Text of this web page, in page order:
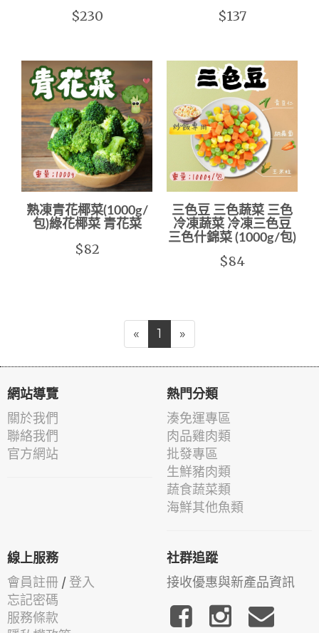
$230 $137
熟凍青花椰菜(1000g/
包)綠花椰菜 青花菜
$82
三色豆 三色蔬菜 三色
冷凍蔬菜 冷凍三色豆
三色什錦菜 (1000g/包)
$84
« 1 »
網站導覽
關於我們
聯絡我們
官方網站
熱門分類
湊免運專區
肉品雞肉類
批發專區
生鮮豬肉類
蔬食蔬菜類
海鮮其他魚類
線上服務
會員註冊 / 登入
忘記密碼
服務條款
社群追蹤
接收優惠與新產品資訊